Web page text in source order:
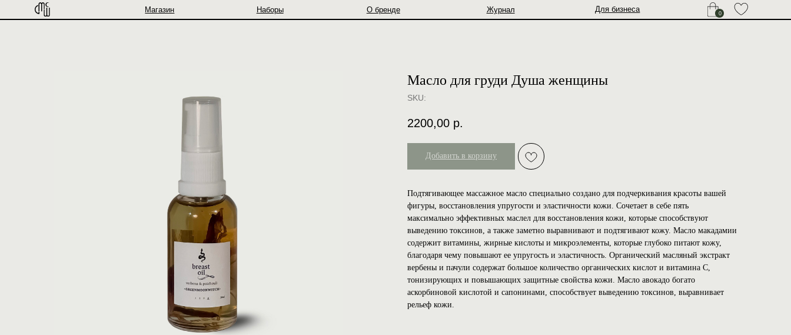
Магазин
Масло для груди Душа женщины
SKU:
2200,00 р.
Добавить в корзину
Подтягивающее массажное масло специально создано для подчеркивания красоты вашей
фигуры, восстановления упругости и эластичности кожи. Сочетает в себе пять
максимально эффективных маслел для восстановления кожи, которые способствуют
выведению токсинов, а также заметно выравнивают и подтягивают кожу. Масло макадамии
содержит витамины, жирные кислоты и микроэлементы, которые глубоко питают кожу,
благодаря чему повышают ее упругость и эластичность. Органический масляный экстракт
вербены и пачули содержат большое количество органических кислот и витамина С,
тонизирующих и повышающих защитные свойства кожи. Масло авокадо богато
аскорбиновой кислотой и сапонинами, способствует выведению токсинов, выравнивает
рельеф кожи.